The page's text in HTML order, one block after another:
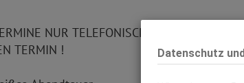
Datenschutz
NUR TELEFONISCH VEREINBAREN!
TERMIN !